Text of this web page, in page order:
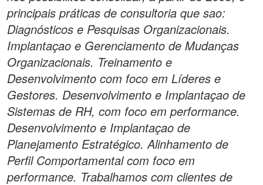
principais práticas de consultoria que sao:
Diagnósticos e Pesquisas Organizacionais.
Implantaçao e Gerenciamento de Mudanças
Organizacionais. Treinamento e
Desenvolvimento com foco em Líderes e
Gestores. Desenvolvimento e Implantaçao de
Sistemas de RH, com foco em performance.
Desenvolvimento e Implantaçao de
Planejamento Estratégico. Alinhamento de
Perfil Comportamental com foco em
performance. Trabalhamos com clientes de